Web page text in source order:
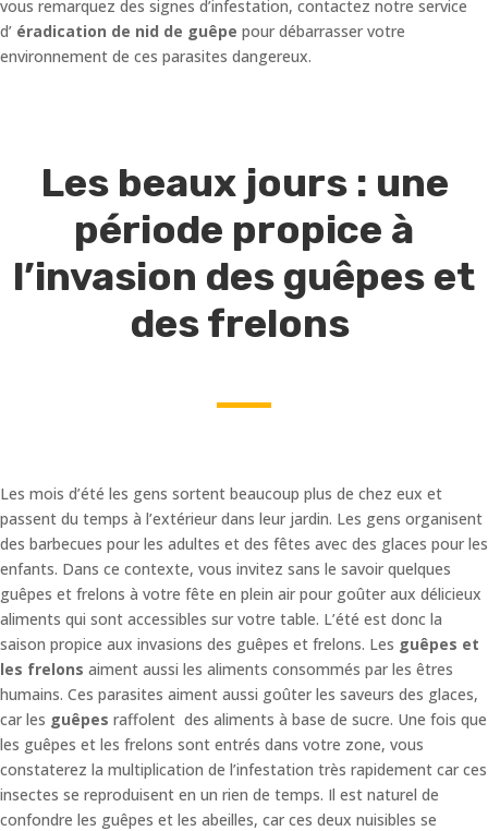
vous remarquez des signes d’infestation, contactez notre service
d’ éradication de nid de guêpe pour débarrasser votre
environnement de ces parasites dangereux.
Les beaux jours : une
période propice à
l’invasion des guêpes et
des frelons
Les mois d’été les gens sortent beaucoup plus de chez eux et
passent du temps à l’extérieur dans leur jardin. Les gens organisent
des barbecues pour les adultes et des fêtes avec des glaces pour les
enfants. Dans ce contexte, vous invitez sans le savoir quelques
guêpes et frelons à votre fête en plein air pour goûter aux délicieux
aliments qui sont accessibles sur votre table. L’été est donc la
saison propice aux invasions des guêpes et frelons. Les guêpes et
les frelons aiment aussi les aliments consommés par les êtres
humains. Ces parasites aiment aussi goûter les saveurs des glaces,
car les guêpes raffolent des aliments à base de sucre. Une fois que
les guêpes et les frelons sont entrés dans votre zone, vous
constaterez la multiplication de l’infestation très rapidement car ces
insectes se reproduisent en un rien de temps. Il est naturel de
confondre les guêpes et les abeilles, car ces deux nuisibles se